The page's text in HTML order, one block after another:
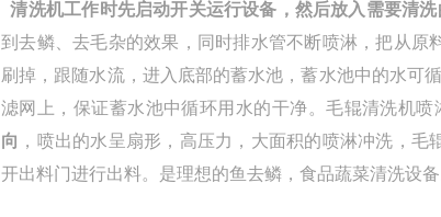
清洗机工作 时先启动开关运行设备，然后放入需要清
到去鳞、去毛杂的效果，同时排水管不断喷淋，把从
刷掉，跟随水流，进入底部的蓄水池，蓄水池中的水可
滤网上，保证蓄水池中循环用水的干净。毛辊清洗机喷
向 ，喷出的水呈扇形，高压力，大面积的喷淋冲洗，
开出料门进行出料。是理想的鱼去鳞，食品蔬菜清洗设备